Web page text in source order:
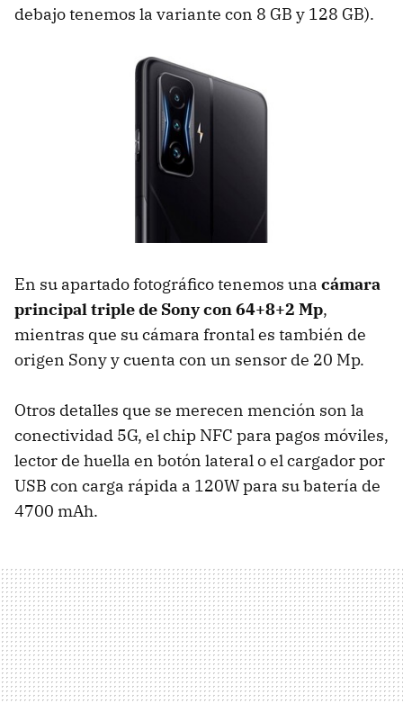
debajo tenemos la variante con 8 GB y 128 GB).
En su apartado fotográfico tenemos una cámara
principal triple de Sony con 64+8+2 Mp,
mientras que su cámara frontal es también de
origen Sony y cuenta con un sensor de 20 Mp.
Otros detalles que se merecen mención son la
conectividad 5G, el chip NFC para pagos móviles,
lector de huella en botón lateral o el cargador por
USB con carga rápida a 120W para su batería de
4700 mAh.